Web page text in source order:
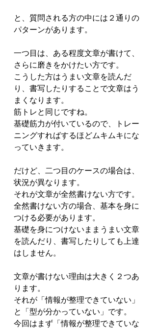
と、質問される方の中には２通りの
パターンがあります。
一つ目は、ある程度文章が書けて、
さらに磨きをかけたい方です。
こうした方はうまい文章を読んだ
り、書写したりすることで文章はう
まくなります。
筋トレと同じですね。
基礎筋力が付いているので、トレー
ニングすればするほどムキムキにな
っていきます。
だけど、二つ目のケースの場合は、
状況が異なります。
それが文章が全然書けない方です。
全然書けない方の場合、基本を身に
つける必要があります。
基礎を身につけないままうまい文章
を読んだり、書写したりしても上達
はしません。
文章が書けない理由は大きく２つあ
ります。
それが「情報が整理できていない」
と「型が分かっていない」です。
今回はまず「情報が整理できていな